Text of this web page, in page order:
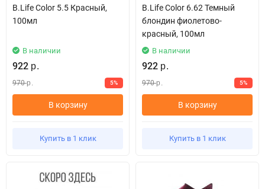
B.Life Color 5.5 Красный,
100мл
В наличии
922 р.
970р. 5%
В корзину
Купить в 1 клик
B.Life Color 6.62 Темный
блондин фиолетово-
красный, 100мл
В наличии
922 р.
970р. 5%
В корзину
Купить в 1 клик